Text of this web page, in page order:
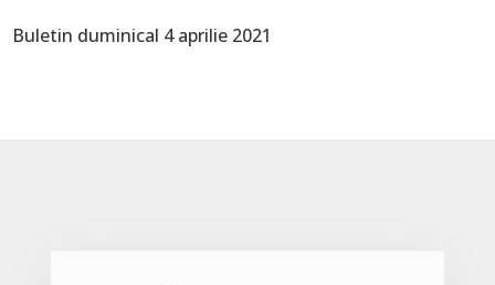
Buletin duminical 4 aprilie 2021